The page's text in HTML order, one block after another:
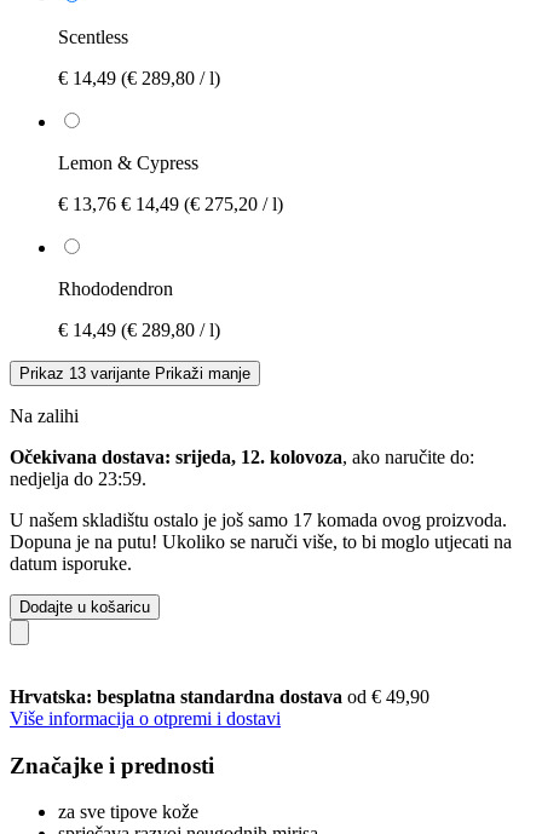
Scentless
€ 14,49 (€ 289,80 / l)
Lemon & Cypress
€ 13,76 € 14,49 (€ 275,20 / l)
Rhododendron
€ 14,49 (€ 289,80 / l)
Prikaz 13 varijante Prikaži manje
Na zalihi
Očekivana dostava: srijeda, 12. kolovoza, ako naručite do:
nedjelja do 23:59.
U našem skladištu ostalo je još samo 17 komada ovog proizvoda.
Dopuna je na putu! Ukoliko se naruči više, to bi moglo utjecati na
datum isporuke.
Dodajte u košaricu
Hrvatska: besplatna standardna dostava od € 49,90
Više informacija o otpremi i dostavi
Značajke i prednosti
za sve tipove kože